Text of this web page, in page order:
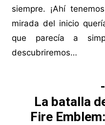
siempre. ¡Ahí
mirada del inicio
que parecía a
descubriremos…
La batalla
Fire